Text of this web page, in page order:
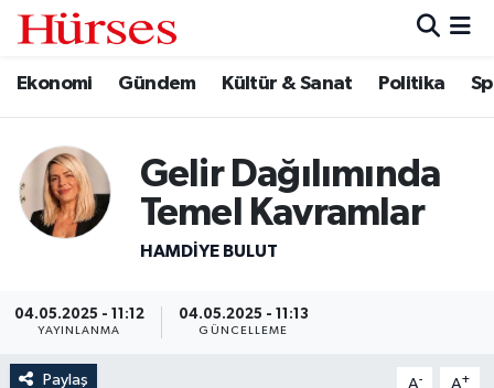
Ekonomi Gündem Kültür & Sanat Politika
Gelir Dağılımında
Temel Kavramlar
HAMDIYE BULUT
04.05.2025 - 11:12
YAYINLANMA
04.05.2025 - 11:13
GÜNCELLEME
Paylaş A- A+
Ekonomi
Kültür & Sanat
Spor
Turizm
Hava Durumu
Süper Lig Puan Durumu ve Fikstür
Tüm Manşetler
Son Dakika Haberleri
Haber Arşivi